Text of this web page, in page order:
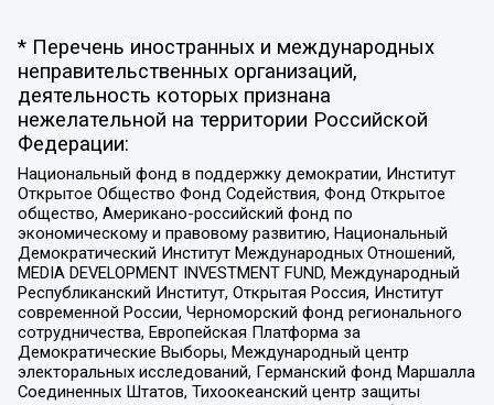
* Перечень иностранных и международных
неправительственных организаций,
деятельность которых признана
нежелательной на территории Российской
Федерации:
Национальный фонд в поддержку демократии, Институт
Открытое Общество Фонд Содействия, Фонд Открытое
общество, Американо-российский фонд по
экономическому и правовому развитию, Национальный
Демократический Институт Международных Отношений,
MEDIA DEVELOPMENT INVESTMENT FUND, Международный
Республиканский Институт, Открытая Россия, Институт
современной России, Черноморский фонд регионального
сотрудничества, Европейская Платформа за
Демократические Выборы, Международный центр
электоральных исследований, Германский фонд Маршалла
Соединенных Штатов, Тихоокеанский центр защиты